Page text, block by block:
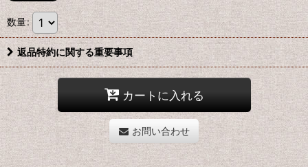
数量:
返品特約に関する重要事項
カートに入れる
お問い合わせ